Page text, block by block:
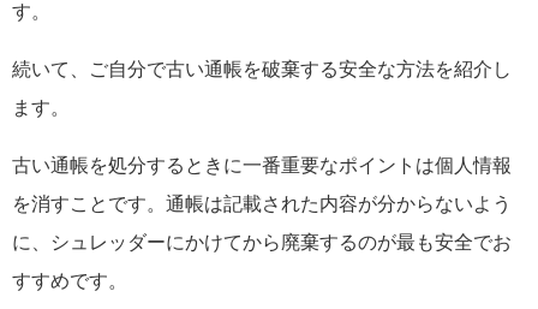
す。
続いて、ご自分で古い通帳を破棄する安全な方法を紹介し
ます。
古い通帳を処分するときに一番重要なポイントは個人情報
を消すことです。通帳は記載された内容が分からないよう
に、シュレッダーにかけてから廃棄するのが最も安全でお
すすめです。